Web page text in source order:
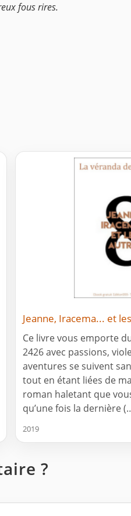
fous rires.
Jeanne, Iracema... et
Ce livre vous emporte
2426 avec passions,
aventures se suivent
tout en étant liées de
roman haletant que
qu’une fois la dernière
2019
?